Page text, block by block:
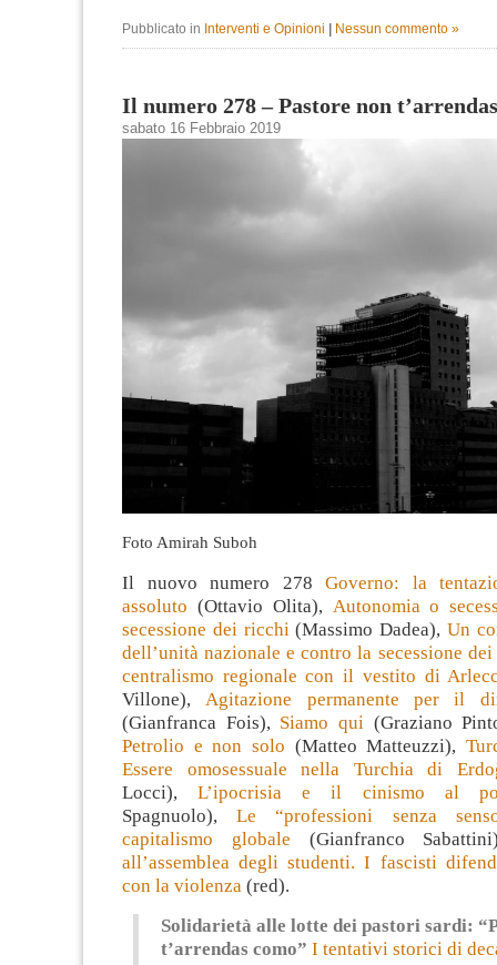
Pubblicato in Interventi e Opinioni Nessun commento »
Il numero 278 – Pastore non
sabato 16 Febbraio 2019
Foto Amirah Suboh
Il nuovo numero 278 Governo: la
assoluto (Ottavio Olita), Autonomia o
secessione dei ricchi (Massimo Dadea), Un
dell’unità nazionale e contro la secessione
centralismo regionale con il vestito di
Villone), Agitazione permanente per il
(Gianfranca Fois), Siamo qui (Graziano
Petrolio e non solo (Matteo Matteuzzi),
Essere omosessuale nella Turchia di
Locci),L’ipocrisia e il cinismo al
Spagnuolo),Le “professioni senza
capitalismo globale (Gianfranco
all’assemblea degli studenti. I fascisti
con la violenza (red).
Solidarietà alle lotte dei pastori sardi:
t’arrendas como” I tentativi storici di